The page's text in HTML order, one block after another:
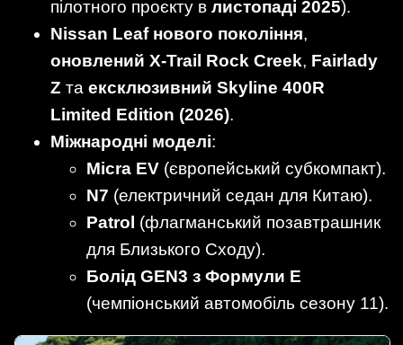
пілотного проєкту в листопаді 2025).
Nissan Leaf нового покоління,
оновлений X-Trail Rock Creek, Fairlady
Z та ексклюзивний Skyline 400R
Limited Edition (2026).
Міжнародні моделі:
Micra EV (європейський субкомпакт).
N7 (електричний седан для Китаю).
Patrol (флагманський позавтрашник
для Близького Сходу).
Болід GEN3 з Формули E
(чемпіонський автомобіль сезону 11).